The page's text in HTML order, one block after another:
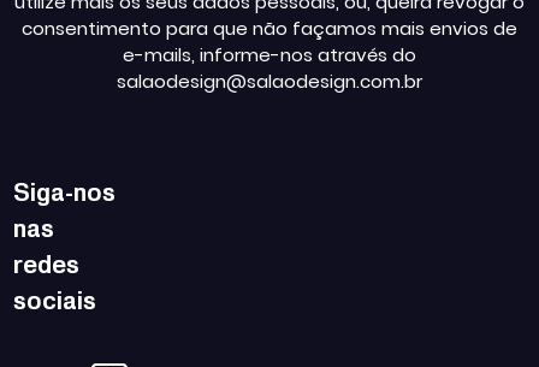
consentimento para que não façamos mais envios de
e-mails, informe-nos através do
salaodesign@salaodesign.com.br
Siga-nos
nas
redes
sociais